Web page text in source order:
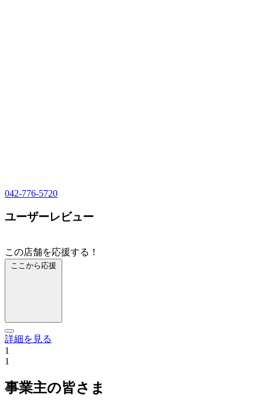
042-776-5720
ユーザーレビュー
この店舗を応援する！
ここから応援
詳細を見る
1
1
事業主の皆さま